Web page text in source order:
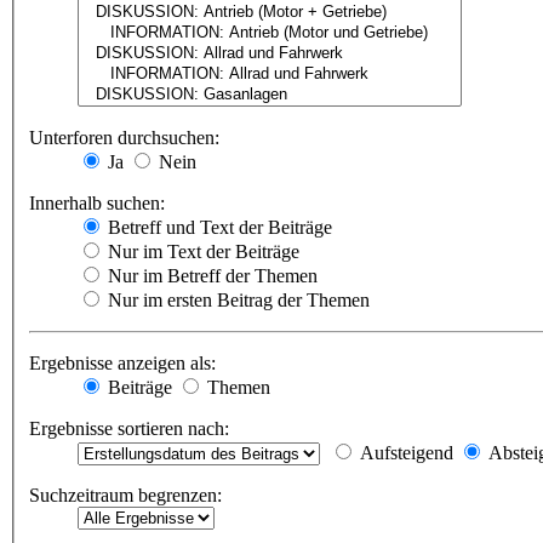
Unterforen durchsuchen:
Ja
Nein
Innerhalb suchen:
Betreff und Text der Beiträge
Nur im Text der Beiträge
Nur im Betreff der Themen
Nur im ersten Beitrag der Themen
Ergebnisse anzeigen als:
Beiträge
Themen
Ergebnisse sortieren nach:
Aufsteigend
Suchzeitraum begrenzen: